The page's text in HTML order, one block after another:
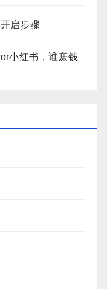
启步骤
小红书，谁赚钱